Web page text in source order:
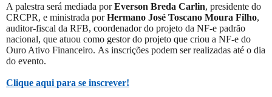
A palestra será mediada porEverson Breda Carlin, presidente do
CRCPR, e ministrada porHermano José Toscano Moura Filho,
auditor-fiscal da RFB, coordenador do projeto da NF-e padrão
nacional, que atuou como gestor do projeto que criou a NF-e do
Ouro Ativo Financeiro. As inscrições podem ser realizadas até o dia
do evento.
Clique aqui para se inscrever!